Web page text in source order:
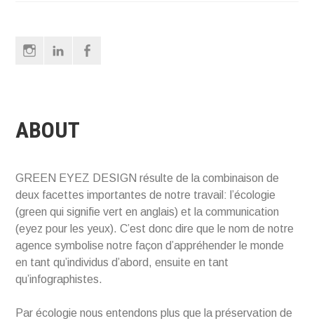
InstagramLinkedIn
ABOUT
GREEN EYEZ DESIGN résulte de la combinaison de
deux facettes importantes de notre travail: l’écologie
(green qui signifie vert en anglais) et la communication
(eyez pour les yeux). C’est donc dire que le nom de notre
agence symbolise notre façon d’appréhender le monde
en tant qu’individus d’abord, ensuite en tant
qu’infographistes.
Par écologie nous entendons plus que la préservation de